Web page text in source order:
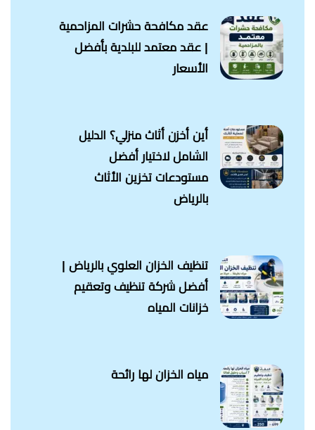
عقد مكافحة حشرات المزاحمية
| عقد معتمد للبلدية بأفضل
الأسعار
أين أخزن أثاث منزلي؟ الدليل
الشامل لاختيار أفضل
مستودعات تخزين الأثاث
بالرياض
تنظيف الخزان العلوي بالرياض |
أفضل شركة تنظيف وتعقيم
خزانات المياه
مياه الخزان لها رائحة